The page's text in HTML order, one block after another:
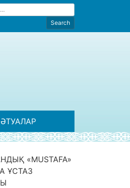
«MUSTAFA»
ҰСТАЗ